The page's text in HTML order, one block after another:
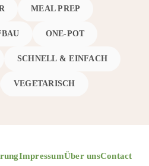
MEAL PREP
ONE-POT
SCHNELL & EINFACH
VEGETARISCH
ImpressumÜber unsContact